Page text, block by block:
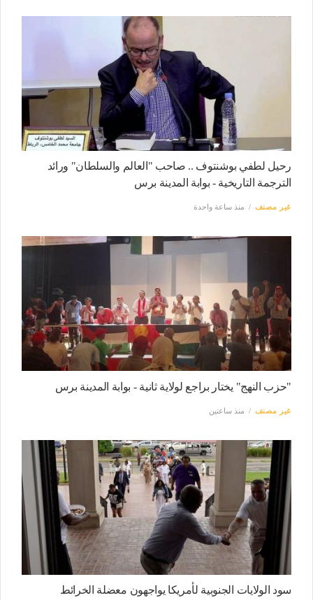
رحيل لطفي بوشنتوف .. صاحب "العالم والسلطان" ورائد
الترجمة التاريخية - بوابة المدينة برس
غير مصنف منذ ساعة واحدة
"حزب النهج" يختار براجع لولاية ثانية - بوابة المدينة برس
غير مصنف منذ ساعتين
سود الولايات الجنوبية لأمريكا يواجهون معضلة الخرائط